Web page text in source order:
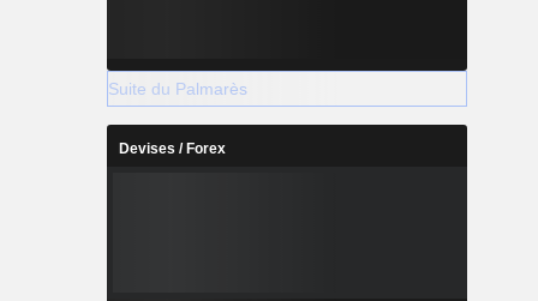
Suite du Palmarès
Devises / Forex